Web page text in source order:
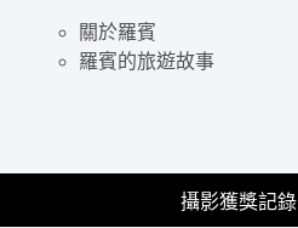
關於羅賓
羅賓的旅遊故事
攝影獲獎記錄